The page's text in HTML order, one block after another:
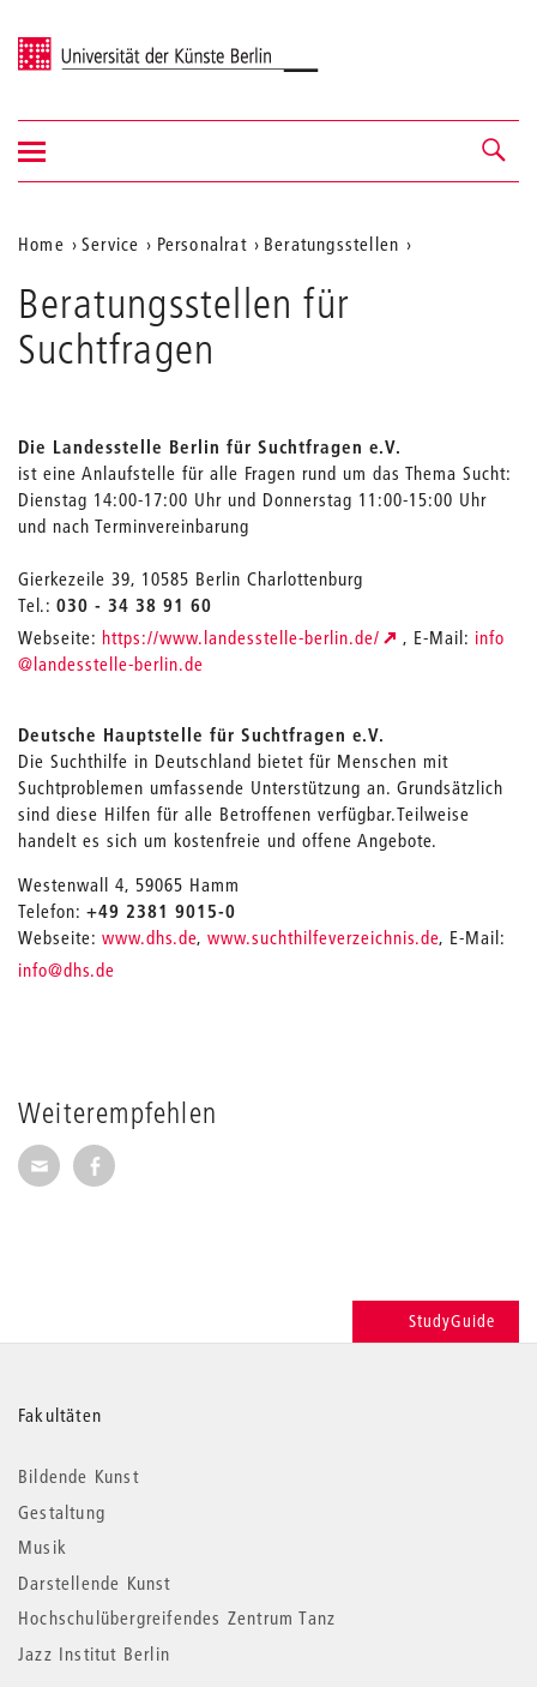
Universität der Künste Berlin
Navigation &
Suche
Navigation
ein-/ausblenden
Aktuelle
Position
auf
der
Home Service Personalrat Beratungsstellen
Beratungsstellen für
Suchtfragen
Weiterempfehlen
Seite per E-Mail weiterempfehlen
Seite auf Facebook weiterempfehlen
Die Landesstelle Berlin für Suchtfragen e.V.
ist eine Anlaufstelle für alle Fragen rund um das Thema Sucht:
Dienstag 14:00-17:00 Uhr und Donnerstag 11:00-15:00 Uhr
und nach Terminvereinbarung
Gierkezeile 39, 10585 Berlin Charlottenburg
Tel.: 030 - 34 38 91 60
Webseite: https://www.landesstelle-berlin.de/ , E-Mail: info
@landesstelle-berlin.de
Deutsche Hauptstelle für Suchtfragen e.V.
Die Suchthilfe in Deutschland bietet für Menschen mit
Suchtproblemen umfassende Unterstützung an. Grundsätzlich
sind diese Hilfen für alle Betroffenen verfügbar.Teilweise
handelt es sich um kostenfreie und offene Angebote.
Westenwall 4, 59065 Hamm
Telefon: +49 2381 9015-0
Webseite: www.dhs.de, www.suchthilfeverzeichnis.de, E-Mail:
info_
@dhs.de
StudyGuide
Weitere
Informationen
Fakultäten
Bildende Kunst
Gestaltung
Musik
Darstellende Kunst
Hochschulübergreifendes Zentrum Tanz
Jazz Institut Berlin